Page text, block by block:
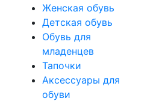
Женская обувь
Детская обувь
Обувь для
младенцев
Тапочки
Аксессуары для
обуви